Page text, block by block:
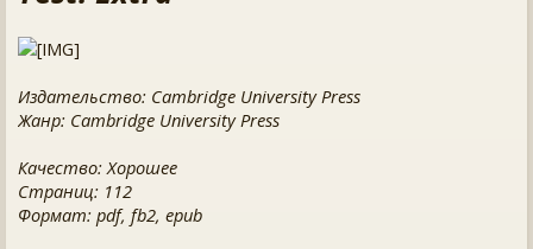
Издательство: Cambridge University Press
Жанр: Cambridge University Press
Качество: Хорошее
Страниц: 112
Формат: pdf, fb2, epub